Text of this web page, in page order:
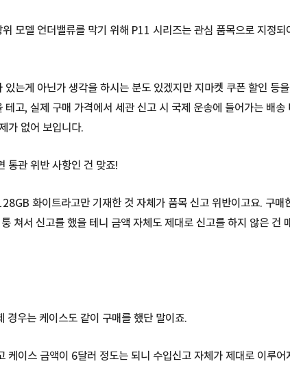
모델 언더밸류를 막기 위해 P11 시리즈는 관심 품목으로 지정되
있는게 아닌가 생각을 하시는 분도 있겠지만 지마켓 쿠폰 할인 등
고, 실제 구매 가격에서 세관 신고 시 국제 운송에 들어가는 배송
가 없어 보입니다.
통관 위반 사항인 건 맞죠!
화이트라고만 기재한 것 자체가 품목 신고 위반이고요. 구매
쳐서 신고를 했을 테니 금액 자체도 제대로 신고를 하지 않은 건
경우는 케이스도 같이 구매를 했단 말이죠.
케이스 금액이 6달러 정도는 되니 수입신고 자체가 제대로 이루어